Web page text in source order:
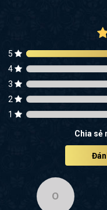
5
4
3
2
1
Chia sẻ
O